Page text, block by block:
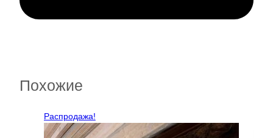
Похожие
Распродажа!